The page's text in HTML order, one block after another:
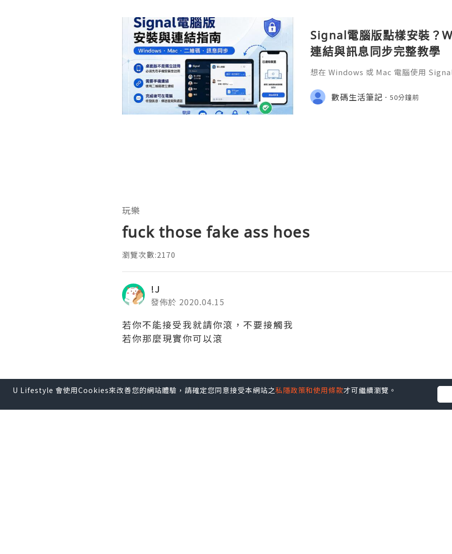
Signal電腦版點樣安裝？
連結與訊息同步完整教學
想在 Windows 或 Mac 電腦使用
版設成已連結裝置。
數碼生活筆記 50分鐘前
玩樂
fuck those fake ass hoes
瀏覽次數:2170
!J
發佈於 2020.04.15
若你不能接受我就請你滾，不要接觸我
若你那麼現實你可以滾
*本站之內容由作者所提供，並不代表本站的立場。因此本站對所有博客的立場、真實性、準確性
U Lifestyle 會使用Cookies來改善您的網站體驗，請確定您同意接受本網站之私隱政策和使用條款才可繼續瀏覽。